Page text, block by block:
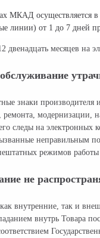
МКАД осуществляется
линии) от 1 до 7 дней
двенадцать месяцев на
знаки
модернизации,
следы на электронных
неправильным
режимов
не
внутренние, так и
внутрь Товара